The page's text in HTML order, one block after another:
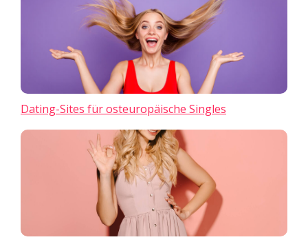
Dating-Sites für osteuropäische Singles